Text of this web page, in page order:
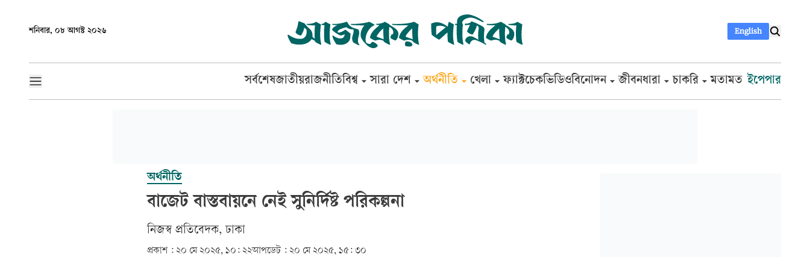
শনিবার, ০৮ আগস্ট ২০২৬ English
সর্বশেষজাতীয়রাজনীতিবিশ্ব সারা দেশ অর্থনীতি খেলা ফ্যাক্টচেকভিডিওবিনোদন জীবনধারা চাকরি মতামত ইপেপার
অর্থনীতি
বাজেট বাস্তবায়নে নেই সুনির্দিষ্ট পরিকল্পনা
নিজস্ব প্রতিবেদক, ঢাকা
প্রকাশ : ২০ মে ২০২৫, ১০: ২২আপডেট : ২০ মে ২০২৫, ১৫: ৩০